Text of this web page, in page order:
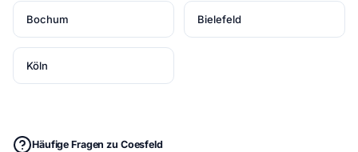
Bochum Bielefeld
Köln
Häufige Fragen zu Coesfeld